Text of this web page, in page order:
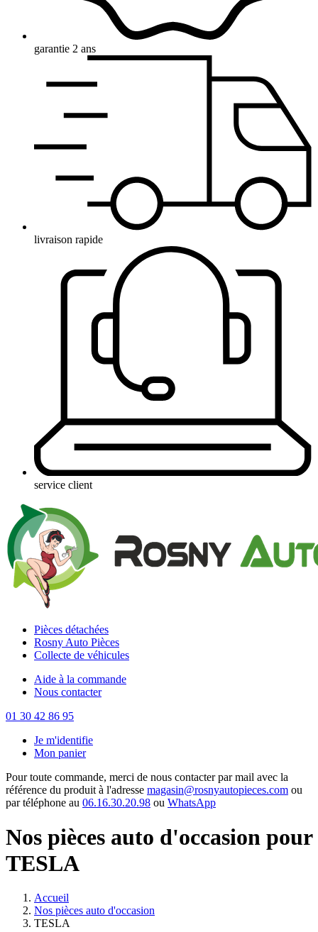
garantie 2 ans
livraison rapide
service client
Pièces détachées
Rosny Auto Pièces
Collecte de véhicules
Aide à la commande
Nous contacter
01 30 42 86 95
Je m'identifie
Mon panier
Pour toute commande, merci de nous contacter par mail avec la
référence du produit à l'adresse magasin@rosnyautopieces.com ou
par téléphone au 06.16.30.20.98 ou WhatsApp
Nos pièces auto d'occasion pour
TESLA
Accueil
Nos pièces auto d'occasion
TESLA